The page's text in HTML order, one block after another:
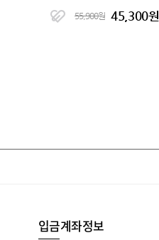
55,900원 45,300원
입금계좌정보